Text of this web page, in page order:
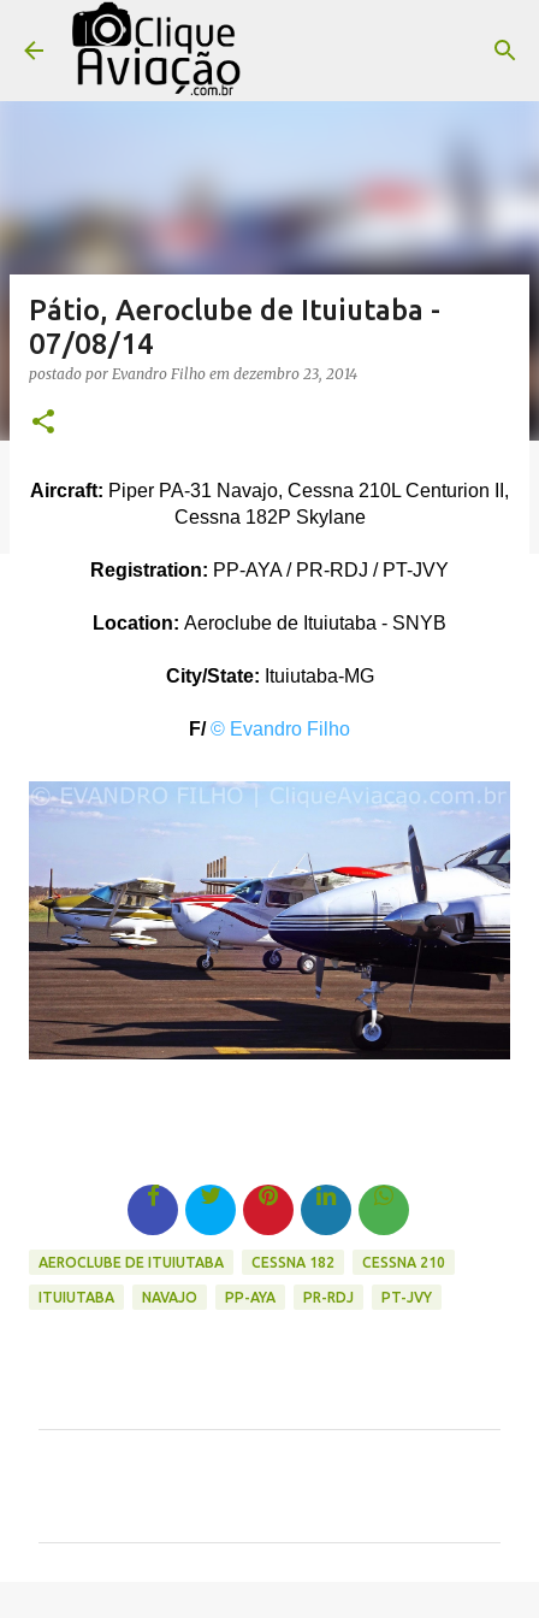
Pular para o conteúdo principal
Pátio, Aeroclube de Ituiutaba -
07/08/14
postado por Evandro Filho em dezembro 23, 2014
Aircraft: Piper PA-31 Navajo, Cessna 210L Centurion II,
Cessna 182P Skylane
Registration: PP-AYA / PR-RDJ / PT-JVY
Location: Aeroclube de Ituiutaba - SNYB
City/State: Ituiutaba-MG
F/© Evandro Filho
AEROCLUBE DE ITUIUTABA CESSNA 182 CESSNA 210
ITUIUTABA NAVAJO PP-AYA PR-RDJ PT-JVY